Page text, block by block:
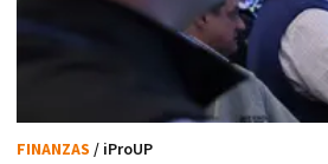
FINANZAS / iProUP